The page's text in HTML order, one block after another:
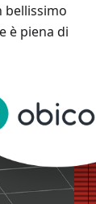
bellissimo
è piena di